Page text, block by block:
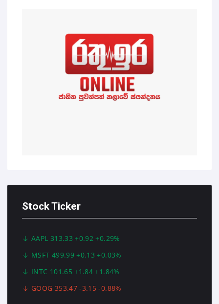
Stock Ticker
AAPL 313.33 +0.92 +0.29%
MSFT 499.99 +0.13 +0.03%
INTC 101.65 +1.84 +1.84%
GOOG 353.47 -3.15 -0.88%